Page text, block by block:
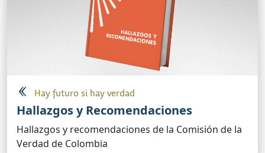
Hay futuro si hay verdad
Hallazgos y Recomendaciones
Hallazgos y recomendaciones de la Comisión de la
Verdad de Colombia